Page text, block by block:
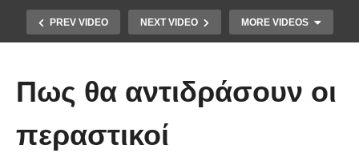
PREV VIDEO NEXT VIDEO MORE VIDEOS
Πως θα αντιδράσουν οι
περαστικοί